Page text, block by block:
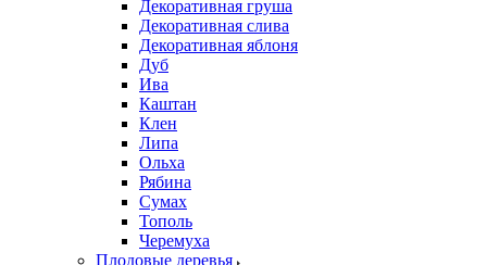
Декоративная груша
Декоративная слива
Декоративная яблоня
Дуб
Ива
Каштан
Клен
Липа
Ольха
Рябина
Сумах
Тополь
Черемуха
Плодовые деревья